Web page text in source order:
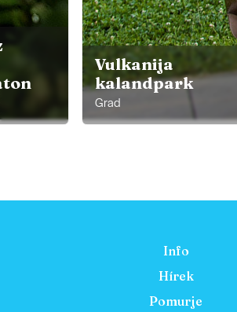
Vulkanija
kalandpark
Grad
Info
Hírek
Pomurje